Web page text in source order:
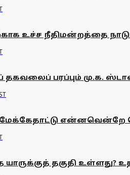
உச்ச நீதிமன்றத்தை
பரப்பும் மு.க.
மேக்கேதாட்டு என்னவென்றே
தகுதி உள்ளது?